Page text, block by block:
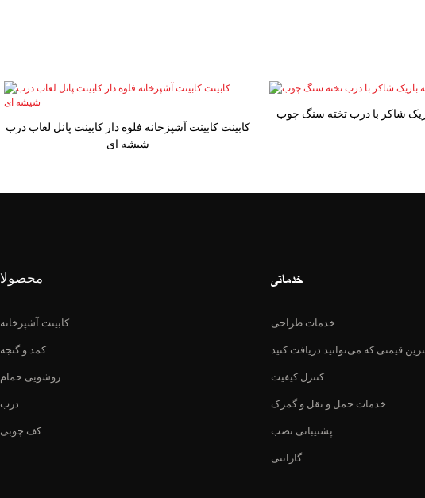
کابینت کابینت آشپزخانه فلوه دار کابینت پانل لعاب درب
شیشه ای
شاکر با درب تخته سنگ چوب
محصولا
کابینت آشپزخانه
کمد و گنجه
روشویی حمام
درب
کف چوبی
خدماتی
خدمات طراحی
قیمتی که می‌توانید دریافت کنید
کنترل کیفیت
خدمات حمل و نقل و گمرک
پشتیبانی نصب
گارانتی